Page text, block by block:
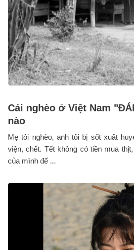
Cái nghèo ở Việt Nam
nào
Mẹ tôi nghèo, anh tôi bị sổt xuất
viện, chết. Tết không có tiền mua
của mình để ...